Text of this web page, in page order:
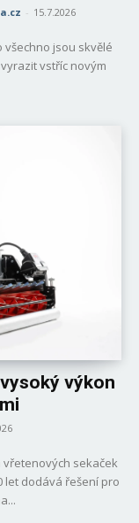
- 15.7.2026
jsou skvělé
vstříc novým
výkon
vřetenových sekaček
let dodává řešení pro